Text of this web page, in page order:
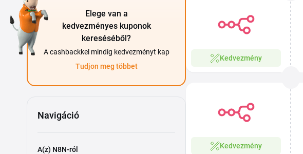
Elege van a
kedvezményes kuponok
kereséséből?
A cashbackkel mindig kedvezményt kap
Tudjon meg többet
Navigáció
A(z) N8N-ról
Kedvezmény
Kedvezmény